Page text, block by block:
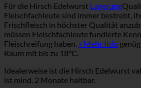
Für die Hirsch Edelwurst Lagerung
Fleischfachleute sind immer bestrebt,
Frischfleisch in höchster Qualität
müssen Fleischfachleute fundierte
Fleischreifung haben. » Mehr Info
Raum mit bis zu 18°C.
Idealerweise ist die Hirsch Edelwurst
ist mind. 2 Monate haltbar.